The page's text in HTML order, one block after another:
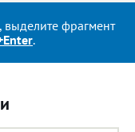
фрагмент
.